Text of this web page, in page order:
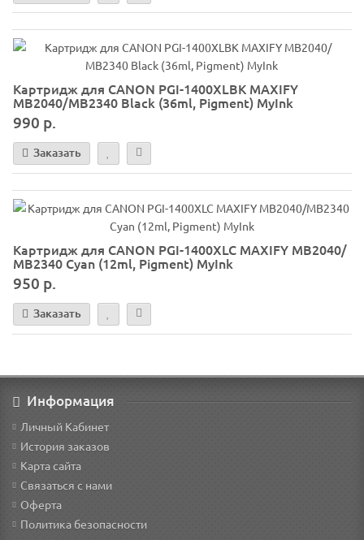
Картридж для CANON PGI-1400XLBK MAXIFY
МВ2040/МВ2340 Black (36ml, Pigment) MyInk
990 р.
Заказать
Картридж для CANON PGI-1400XLC MAXIFY МВ2040/
МВ2340 Cyan (12ml, Pigment) MyInk
950 р.
Заказать
Информация
Личный Кабинет
История заказов
Карта сайта
Связаться с нами
Оферта
Политика безопасности